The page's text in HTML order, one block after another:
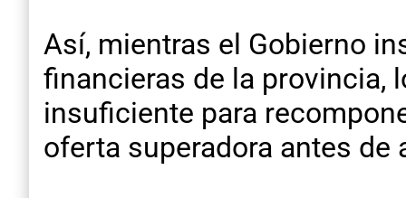
Así, mientras el Gobierno
financieras de la provincia,
insuficiente para
oferta superadora antes de